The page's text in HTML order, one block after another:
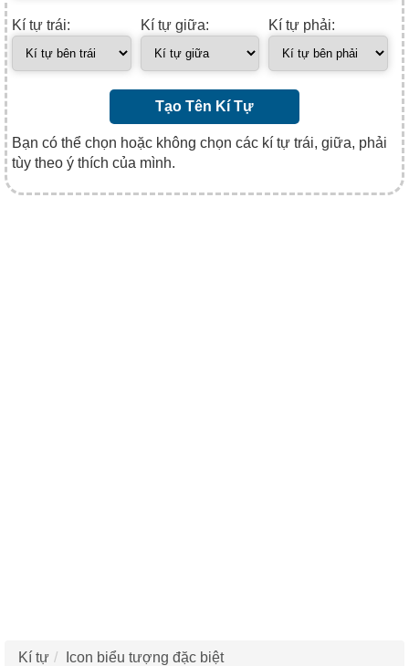
Kí tự trái: Kí tự giữa: Kí tự phải:
Tạo Tên Kí Tự
Bạn có thể chọn hoặc không chọn các kí tự trái, giữa, phải
tùy theo ý thích của mình.
Kí tự
Icon biểu tượng đặc biệt